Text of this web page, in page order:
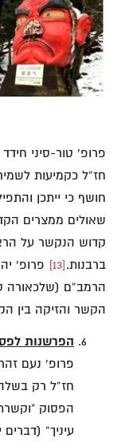
פרופ’ טור-סיני
חז”ל כקמיעות
חושף כי ייתכן
שאולים ממצרים
קדוש הנקשר על
ברבנות.[13]
פרופ’
הרמב”ם (שלכאורה
הקשר והזיקה בין
הפרשנות
פרופ’ נעם
חז”ל רק
הפסוק